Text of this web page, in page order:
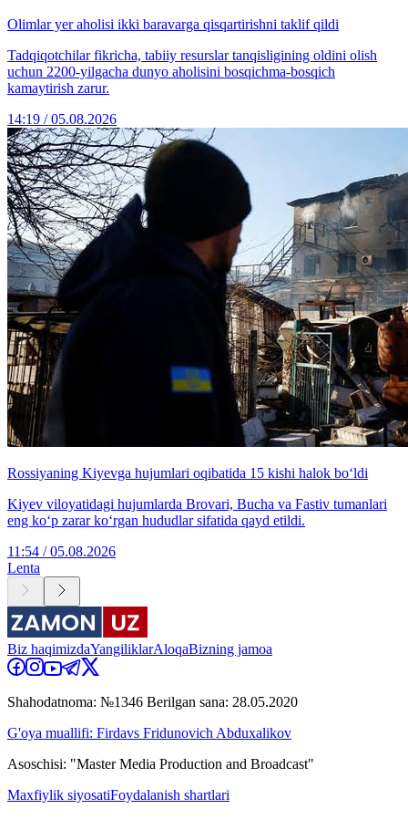
Olimlar yer aholisi ikki baravarga qisqartirishni taklif qildi
Tadqiqotchilar fikricha, tabiiy resurslar tanqisligining oldini olish
uchun 2200-yilgacha dunyo aholisini bosqichma-bosqich
kamaytirish zarur.
14:19 / 05.08.2026
Rossiyaning Kiyevga hujumlari oqibatida 15 kishi halok bo‘ldi
Kiyev viloyatidagi hujumlarda Brovari, Bucha va Fastiv tumanlari
eng ko‘p zarar ko‘rgan hududlar sifatida qayd etildi.
11:54 / 05.08.2026
Lenta
Biz haqimizdaYangiliklarAloqaBizning jamoa
Shahodatnoma: №1346 Berilgan sana: 28.05.2020
G'oya muallifi: Firdavs Fridunovich Abduxalikov
Asoschisi: "Master Media Production and Broadcast"
Maxfiylik siyosatiFoydalanish shartlari